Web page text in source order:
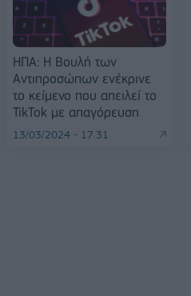
ΗΠΑ: Η Βουλή των
Αντιπροσώπων ενέκρινε
το κείμενο που απειλεί το
TikTok με απαγόρευση
13/03/2024 - 17:31